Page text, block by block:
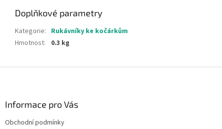
Doplňkové parametry
Kategorie: Rukávníky ke kočárkům
Hmotnost: 0.3 kg
Informace pro Vás
Obchodní podmínky